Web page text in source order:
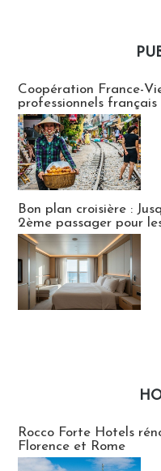
Coopération France-
professionnels
Bon plan croisière :
2ème passager pour
Rocco Forte Hotels
Florence et Rome